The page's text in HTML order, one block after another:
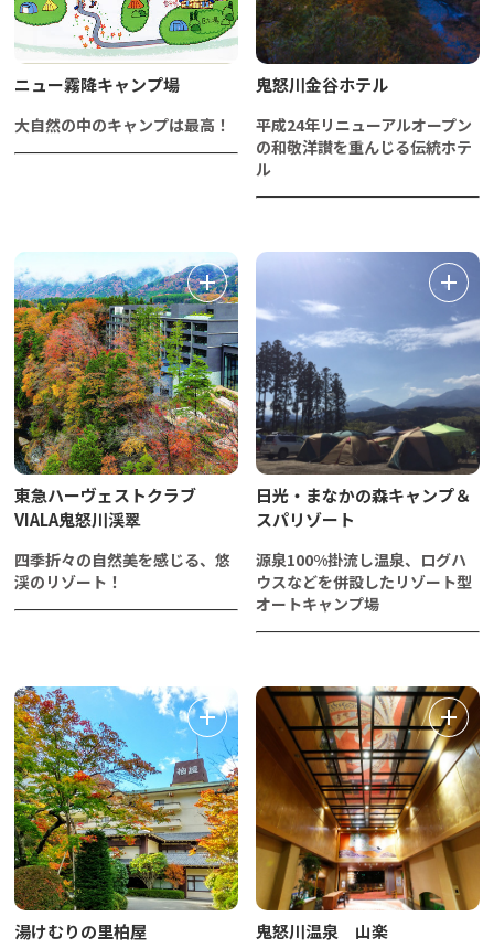
ニュー霧降キャンプ場
大自然の中のキャンプは最高！
鬼怒川金谷ホテル
平成24年リニューアルオープン
の和敬洋讃を重んじる伝統ホテ
ル
東急ハーヴェストクラブ
VIALA鬼怒川渓翠
四季折々の自然美を感じる、悠
渓のリゾート！
日光・まなかの森キャンプ＆
スパリゾート
源泉100%掛流し温泉、ログハ
ウスなどを併設したリゾート型
オートキャンプ場
湯けむりの里柏屋 鬼怒川温泉 山楽